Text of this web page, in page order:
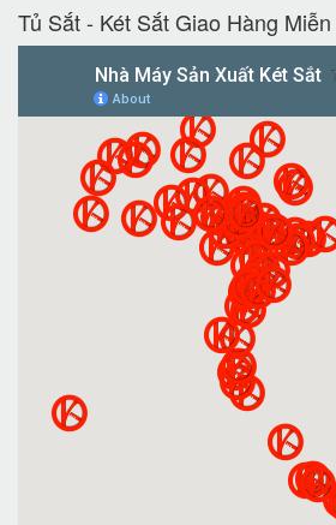
Tủ Sắt - Két Sắt Giao Hàng